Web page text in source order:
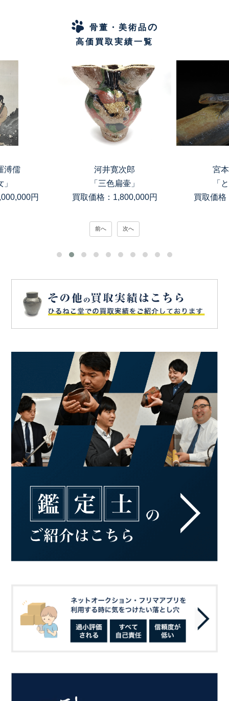
骨董・美術品の
高価買取実績一覧
溥儒
円
河井寛次郎
「三色扁壷」
買取価格：1,800,000円
宮
「
買取価格
前へ 次へ